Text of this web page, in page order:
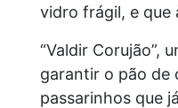
vidro frágil, e que
“Valdir Corujão”,
garantir o pão de
passarinhos que